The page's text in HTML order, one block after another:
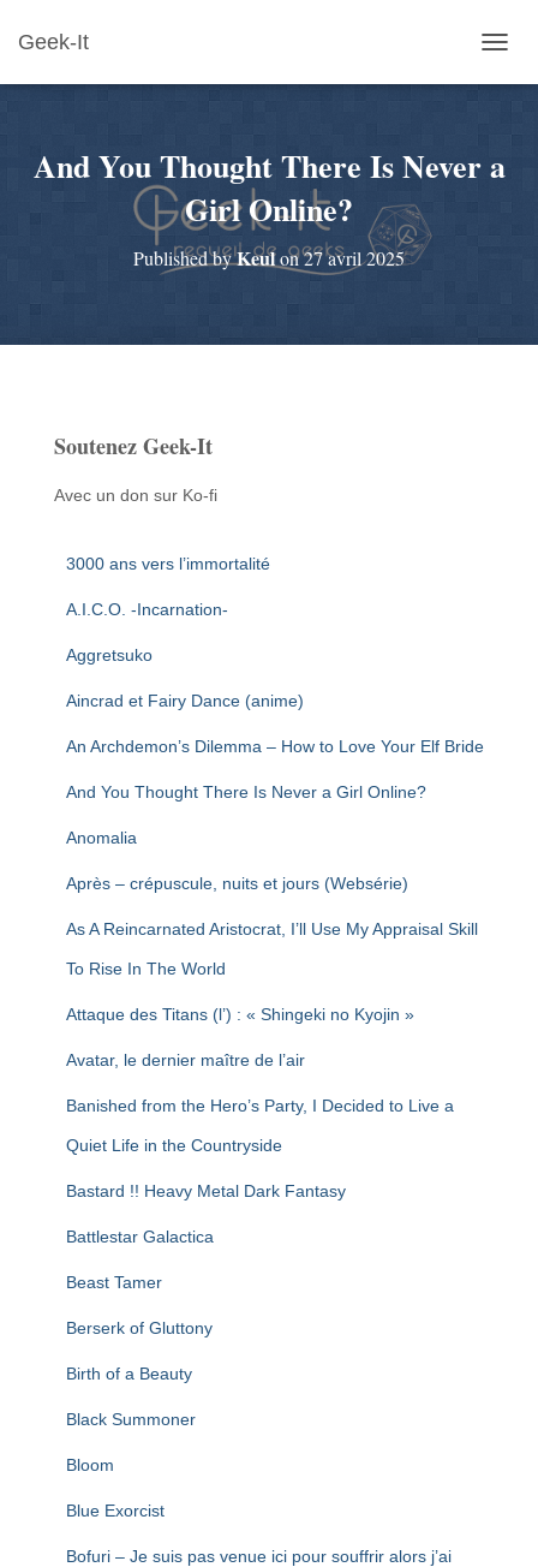
Geek-It
U
R
And You Thought There Is Never a
Girl Online?
Published byKeulon27 avril 2025
Soutenez Geek-It
Avec un don sur Ko-fi
3000 ans vers l’immortalité
A.I.C.O. -Incarnation-
Aggretsuko
Aincrad et Fairy Dance (anime)
An Archdemon’s Dilemma – How to Love Your Elf Bride
And You Thought There Is Never a Girl Online?
Anomalia
Après – crépuscule, nuits et jours (Websérie)
As A Reincarnated Aristocrat, I’ll Use My Appraisal Skill
To Rise In The World
Attaque des Titans (l’) : « Shingeki no Kyojin »
Avatar, le dernier maître de l’air
Banished from the Hero’s Party, I Decided to Live a
Quiet Life in the Countryside
Bastard !! Heavy Metal Dark Fantasy
Battlestar Galactica
Beast Tamer
Berserk of Gluttony
Birth of a Beauty
Black Summoner
Bloom
Blue Exorcist
Bofuri – Je suis pas venue ici pour souffrir alors j’ai